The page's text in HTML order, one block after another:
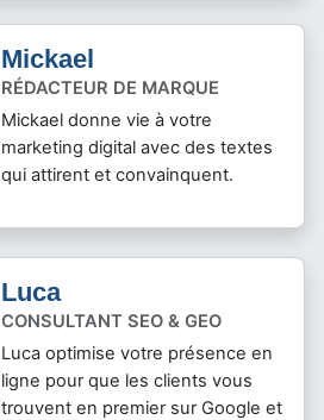
Mickael
RÉDACTEUR DE MARQUE
Mickael donne vie à votre
marketing digital avec des textes
qui attirent et convainquent.
Luca
CONSULTANT SEO & GEO
Luca optimise votre présence en
ligne pour que les clients vous
trouvent en premier sur Google et